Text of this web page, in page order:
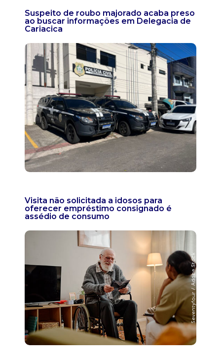
Suspeito de roubo majorado acaba preso
ao buscar informações em Delegacia de
Cariacica
Visita não solicitada a idosos para
oferecer empréstimo consignado é
assédio de consumo